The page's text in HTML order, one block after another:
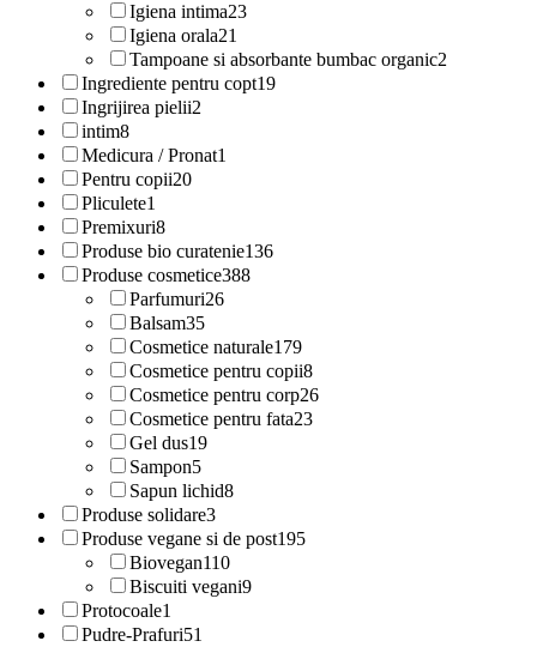
Igiena intima23
Igiena orala21
Tampoane si absorbante bumbac organic2
Ingrediente pentru copt19
Ingrijirea pielii2
intim8
Medicura / Pronat1
Pentru copii20
Pliculete1
Premixuri8
Produse bio curatenie136
Produse cosmetice388
Parfumuri26
Balsam35
Cosmetice naturale179
Cosmetice pentru copii8
Cosmetice pentru corp26
Cosmetice pentru fata23
Gel dus19
Sampon5
Sapun lichid8
Produse solidare3
Produse vegane si de post195
Biovegan110
Biscuiti vegani9
Protocoale1
Pudre-Prafuri51